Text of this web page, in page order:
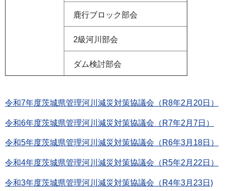
鹿行ブロック部会
2級河川部会
ダム検討部会
令和7年度茨城県管理河川減災対策協議会（R8年2月20日）
令和6年度茨城県管理河川減災対策協議会（R7年2月7日）
令和5年度茨城県管理河川減災対策協議会（R6年3月18日）
令和4年度茨城県管理河川減災対策協議会（R5年2月22日）
令和3年度茨城県管理河川減災対策協議会（R4年3月23日)